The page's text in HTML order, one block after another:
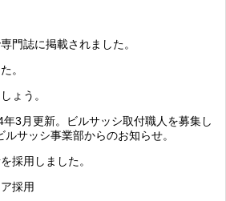
門誌に掲載されました。
。
ょう。
3月更新。ビルサッシ取付職人を募集し
サッシ事業部からのお知らせ。
採用しました。
採用